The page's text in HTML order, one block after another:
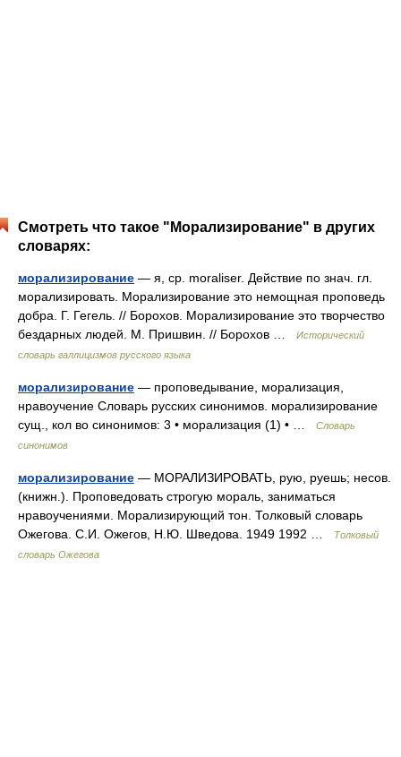
Смотреть что такое "Морализирование" в других
словарях:
морализирование — я, ср. moraliser. Действие по знач. гл.
морализировать. Морализирование это немощная проповедь
добра. Г. Гегель. // Борохов. Морализирование это творчество
бездарных людей. М. Пришвин. // Борохов …
Исторический
словарь галлицизмов русского языка
морализирование — проповедывание, морализация,
нравоучение Словарь русских синонимов. морализирование
сущ., кол во синонимов: 3 • морализация (1) • …
Словарь
синонимов
морализирование — МОРАЛИЗИРОВАТЬ, рую, руешь; несов.
(книжн.). Проповедовать строгую мораль, заниматься
нравоучениями. Морализирующий тон. Толковый словарь
Ожегова. С.И. Ожегов, Н.Ю. Шведова. 1949 1992 …
Толковый
словарь Ожегова